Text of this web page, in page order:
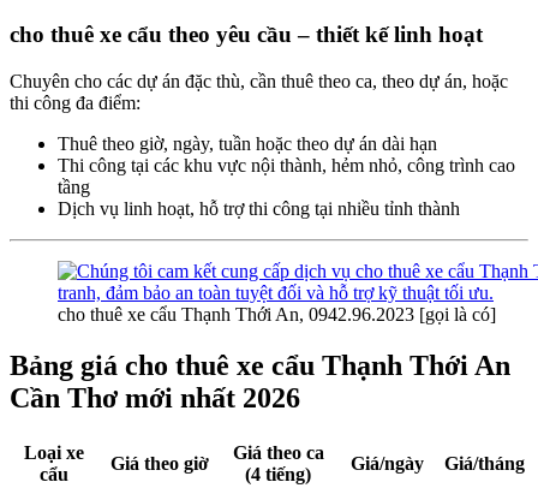
cho thuê xe cẩu theo yêu cầu – thiết kế linh hoạt
Chuyên cho các dự án đặc thù, cần thuê theo ca, theo dự án, hoặc
thi công đa điểm:
Thuê theo giờ, ngày, tuần hoặc theo dự án dài hạn
Thi công tại các khu vực nội thành, hẻm nhỏ, công trình cao
tầng
Dịch vụ linh hoạt, hỗ trợ thi công tại nhiều tỉnh thành
cho thuê xe cẩu Thạnh Thới An, 0942.96.2023 [gọi là có]
Bảng giá cho thuê xe cẩu Thạnh Thới An
Cần Thơ mới nhất 2026
Loại xe
cẩu
Giá theo giờ
Giá theo ca
(4 tiếng)
Giá/ngày Giá/tháng